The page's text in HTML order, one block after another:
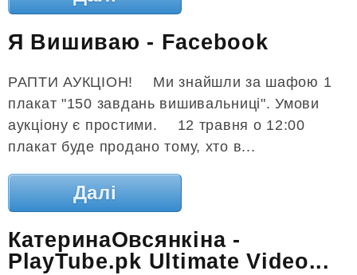
Я Вишиваю - Facebook
РАПТИ АУКЦІОН! ⠀ Ми знайшли за шафою 1
плакат "150 завдань вишивальниці". Умови
аукціону є простими. ⠀ 12 травня о 12:00
плакат буде продано тому, хто в...
Далі
КатеринаОвсянкіна -
PlayTube.pk Ultimate Video...